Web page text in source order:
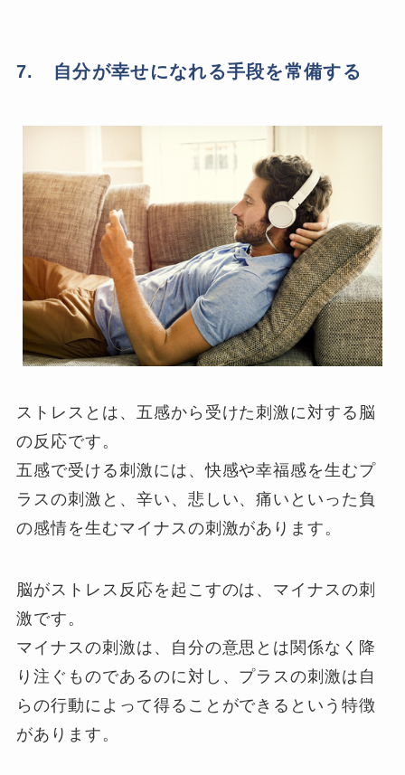
7. 自分が幸せになれる手段を常備する
ストレスとは、五感から受けた刺激に対する脳
の反応です。
五感で受ける刺激には、快感や幸福感を生むプ
ラスの刺激と、辛い、悲しい、痛いといった負
の感情を生むマイナスの刺激があります。
脳がストレス反応を起こすのは、マイナスの刺
激です。
マイナスの刺激は、自分の意思とは関係なく降
り注ぐものであるのに対し、プラスの刺激は自
らの行動によって得ることができるという特徴
があります。